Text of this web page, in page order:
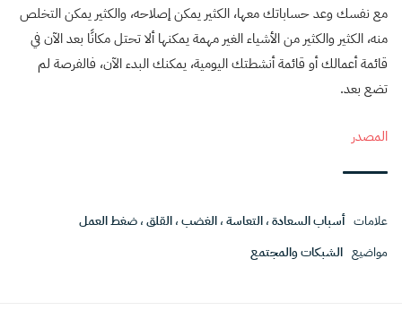
مع نفسك وعد حساباتك معها، الكثير يمكن إصلاحه، والكثير يمكن التخلص
منه، الكثير والكثير من الأشياء الغير مهمة يمكنها ألا تحتل مكانًا بعد الآن في
قائمة أعمالك أو قائمة أنشطتك اليومية، يمكنك البدء الآن، فالفرصة لم
تضع بعد.
المصدر
علامات أسباب السعادة،التعاسة،الغضب،القلق،ضغط العمل
مواضيع الشبكات والمجتمع